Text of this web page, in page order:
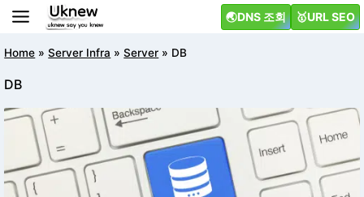
Skip
content
🌏DNS 조회 🥇URL SEO
Home »Server Infra »Server » DB
DB